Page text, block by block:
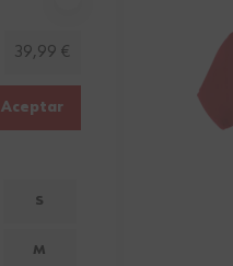
Valor máximo
39,99 €
Aceptar
S
M